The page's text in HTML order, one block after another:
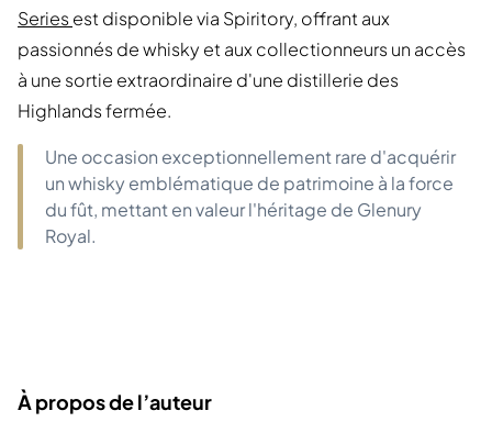
Seriesest disponible via Spiritory, offrant aux
passionnés de whisky et aux collectionneurs un accès
à une sortie extraordinaire d'une distillerie des
Highlands fermée.
Une occasion exceptionnellement rare d'acquérir
un whisky emblématique de patrimoine à la force
du fût, mettant en valeur l'héritage de Glenury
Royal.
À propos de l’auteur